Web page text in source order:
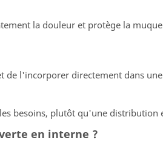
la douleur et protège la
l'incorporer directement dans
besoins, plutôt qu'une distribution
en interne ?